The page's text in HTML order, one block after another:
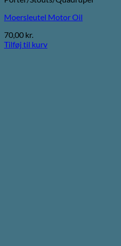
Moersleutel Motor Oil
70,00 kr.
Tilføj til kurv